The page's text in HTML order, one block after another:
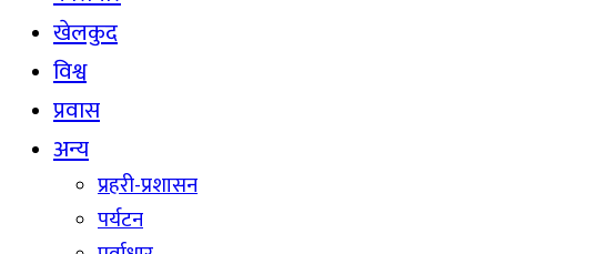
खेलकुद
विश्व
प्रवास
अन्य
प्रहरी-प्रशासन
पर्यटन